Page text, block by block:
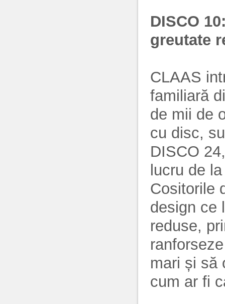
DISCO
greutate
CLAAS
familiară
de mii de
cu disc,
DISCO
lucru de
Cositorile
design ce
reduse,
mari și să
cum ar fi